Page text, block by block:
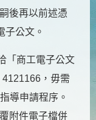
後再以前述憑
子公文。
「商工電子公文
，毋需
導申請程序。
附件電子檔併